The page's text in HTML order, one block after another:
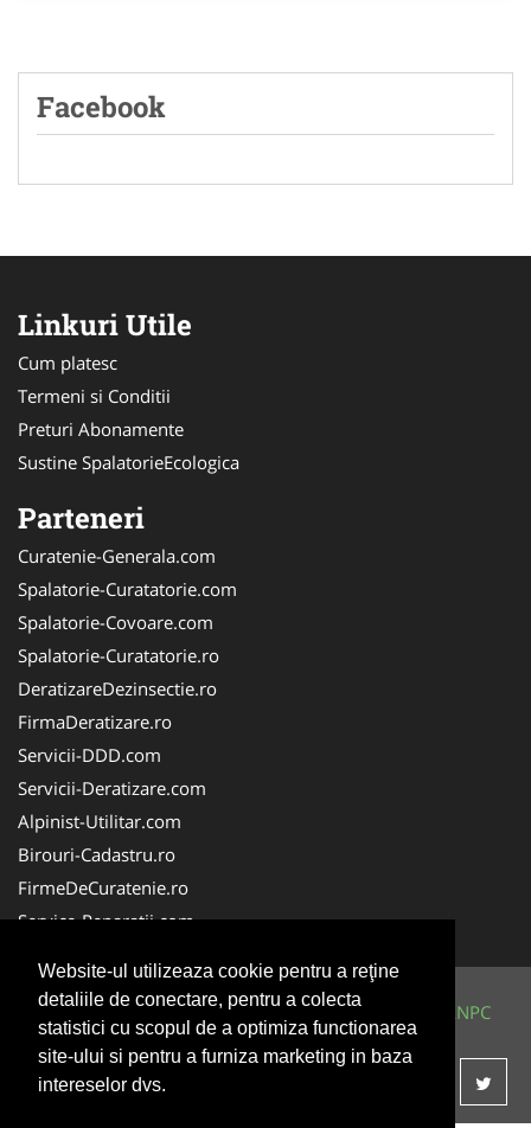
Website-ul utilizeaza cookie pentru a reţine
detaliile de conectare, pentru a colecta
statistici cu scopul de a optimiza functionarea
site-ului si pentru a furniza marketing in baza
intereselor dvs.
Facebook
Linkuri Utile
Cum platesc
Termeni si Conditii
Preturi Abonamente
Sustine SpalatorieEcologica
Parteneri
Curatenie-Generala.com
Spalatorie-Curatatorie.com
Spalatorie-Covoare.com
Spalatorie-Curatatorie.ro
DeratizareDezinsectie.ro
FirmaDeratizare.ro
Servicii-DDD.com
Servicii-Deratizare.com
Alpinist-Utilitar.com
Birouri-Cadastru.ro
FirmeDeCuratenie.ro
Service-Reparatii.com
© 2014-2026 Powered byVilonMedia&TekaBility
ANPC
SOL